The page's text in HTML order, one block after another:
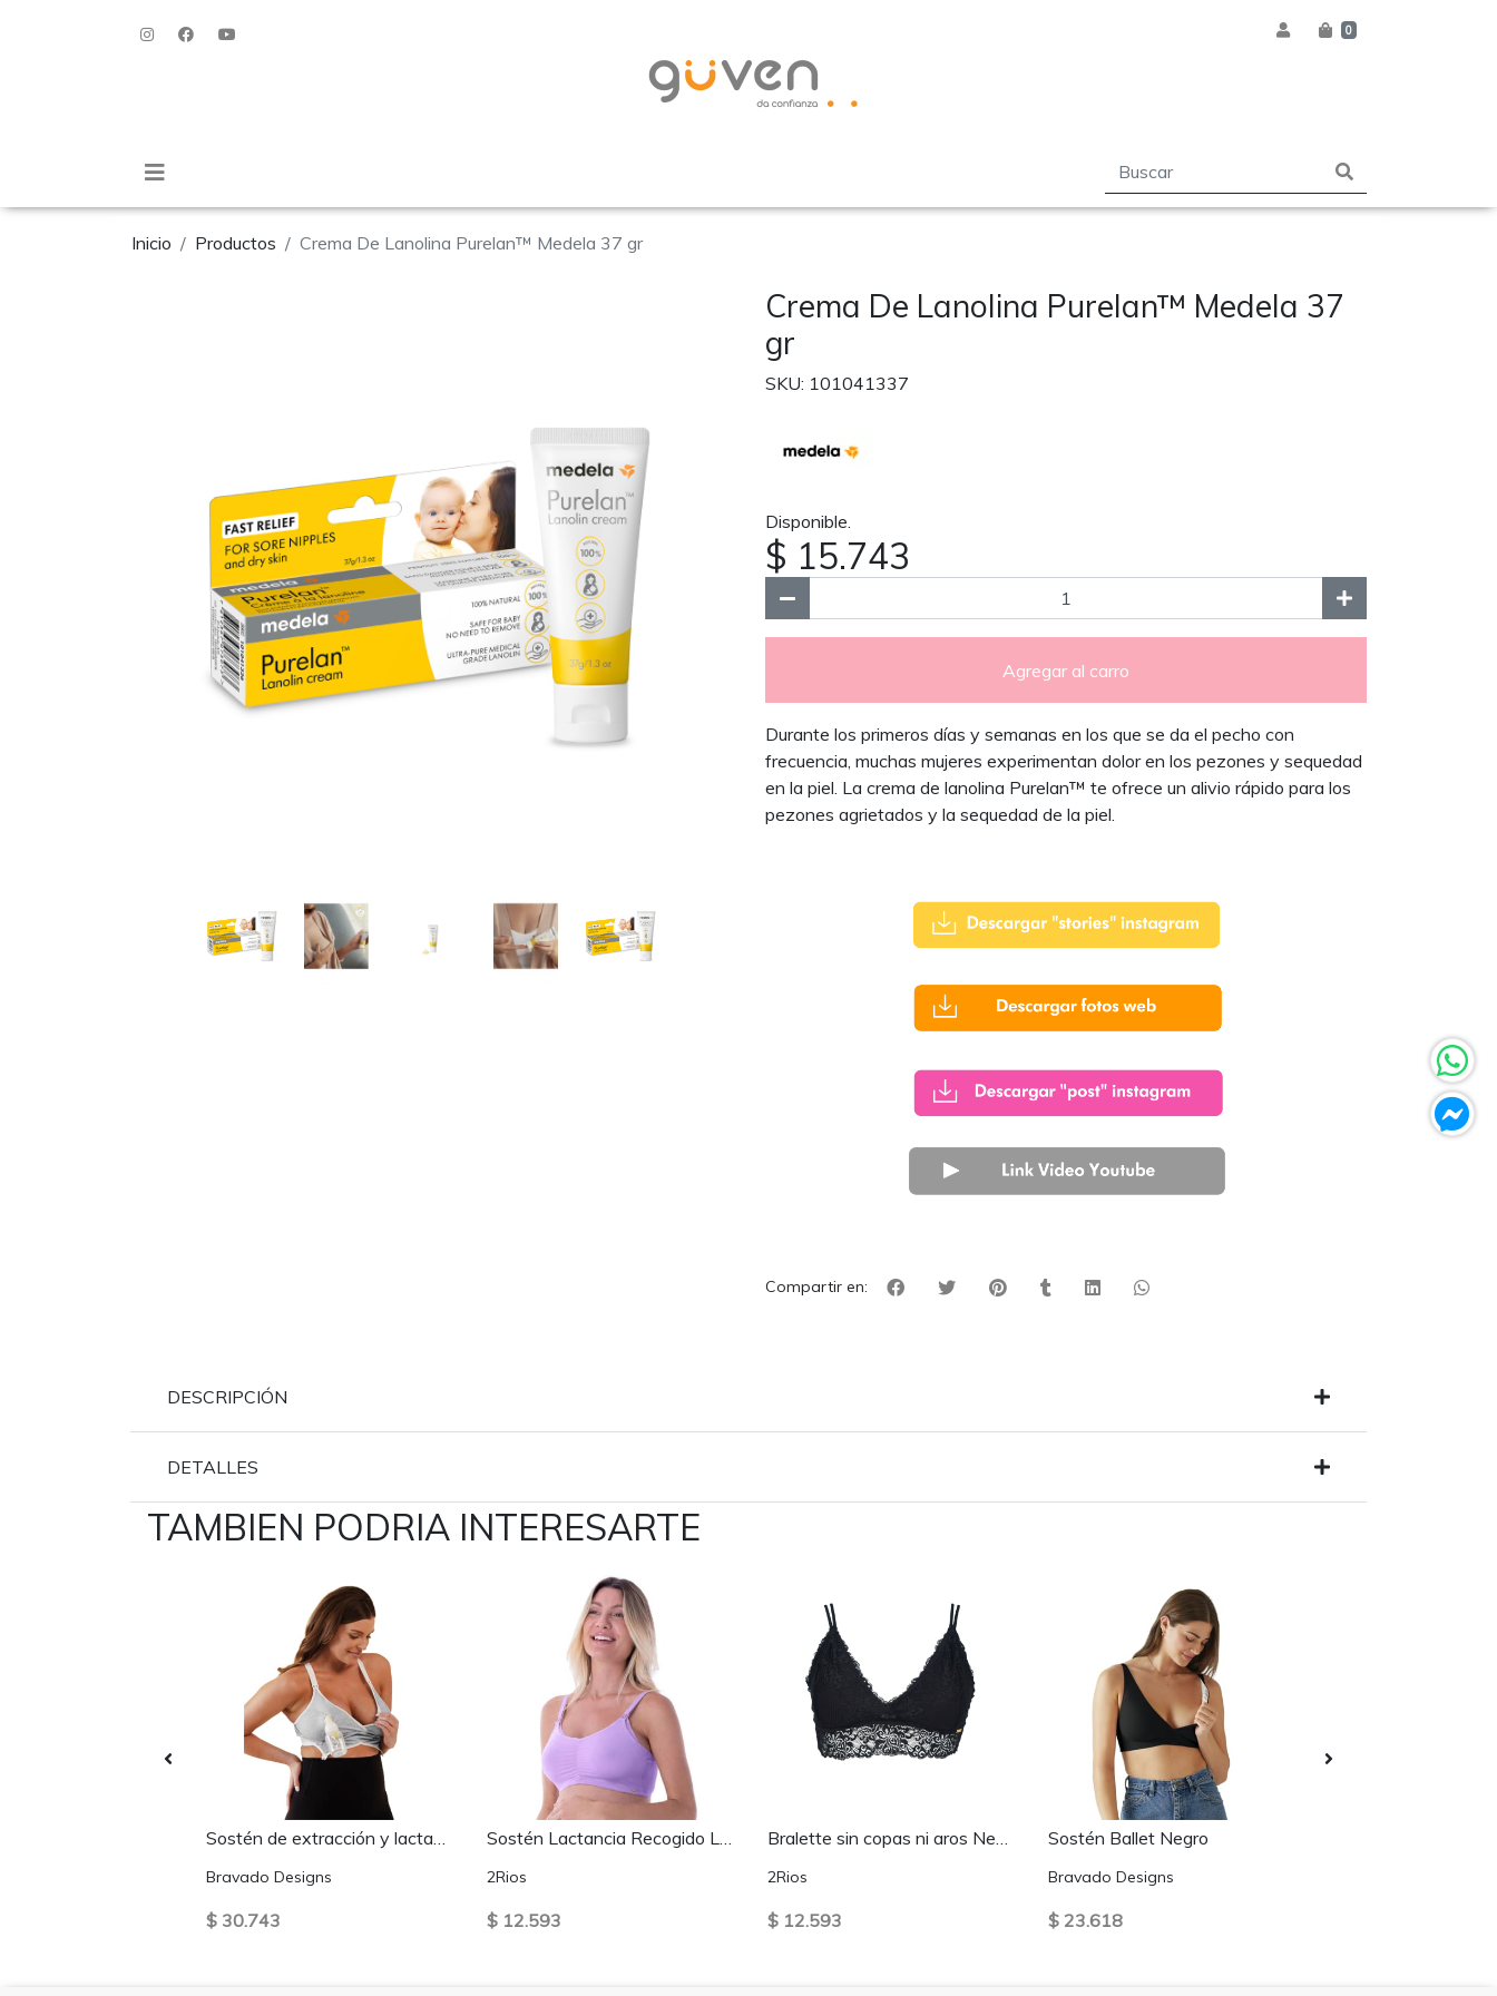
0
Inicio Productos Crema De Lanolina Purelan™ Medela 37 gr
Crema De Lanolina Purelan™ Medela 37
gr
SKU: 101041337
Disponible.
$ 15.743
Agregar al carro
Durante los primeros días y semanas en los que se da el pecho con
frecuencia, muchas mujeres experimentan dolor en los pezones y sequedad
en la piel. La crema de lanolina Purelan™ te ofrece un alivio rápido para los
pezones agrietados y la sequedad de la piel.
Compartir en:
DESCRIPCIÓN
DETALLES
TAMBIEN PODRIA INTERESARTE
Sostén de extracción y lactancia original Gris
Bravado Designs
$ 30.743
Sostén Lactancia Recogido Lila
2Rios
$ 12.593
Bralette sin copas ni aros Negro
2Rios
$ 12.593
Sostén Ballet Negro
Bravado Designs
$ 23.618